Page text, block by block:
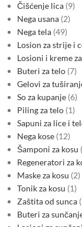
Čišćenje lica 9
Nega usana 2
Nega tela 49
Losion za strije i
Losioni i kreme
Buteri za telo 7
Gelovi za
So za kupanje 6
Piling za telo 1
Sapuni za lice i
Nega kose 12
Šamponi za kosu
Regeneratori za
Maske za kosu 2
Tonik za kosu 1
Zaštita od sunca
Buteri za